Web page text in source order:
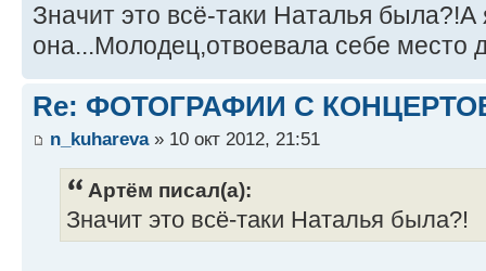
Значит это всё-таки Наталья
она...Молодец,отвоевала себе место
Re: ФОТОГРАФИИ С
n_kuhareva» 10 окт 2012, 21:51
Артём писал(а):
Значит это всё-таки Наталья была?!